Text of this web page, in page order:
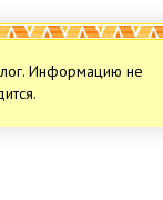
Информацию не